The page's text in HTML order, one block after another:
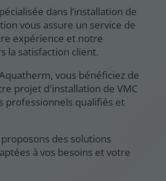
dans l’installation de
vous assure un service de
expérience et notre
la satisfaction client.
vous bénéficiez de
projet d'installation de VMC
professionnels qualifiés et
des solutions
à vos besoins et votre